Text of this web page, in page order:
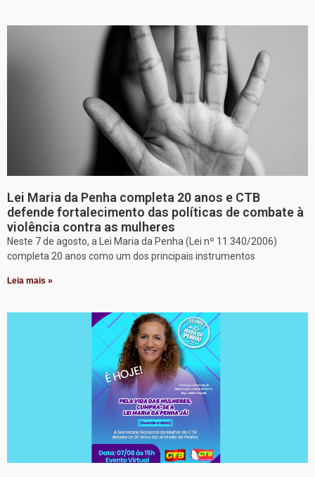
Lei Maria da Penha completa 20 anos e CTB
defende fortalecimento das políticas de combate à
violência contra as mulheres
Neste 7 de agosto, a Lei Maria da Penha (Lei nº 11.340/2006)
completa 20 anos como um dos principais instrumentos
Leia mais »